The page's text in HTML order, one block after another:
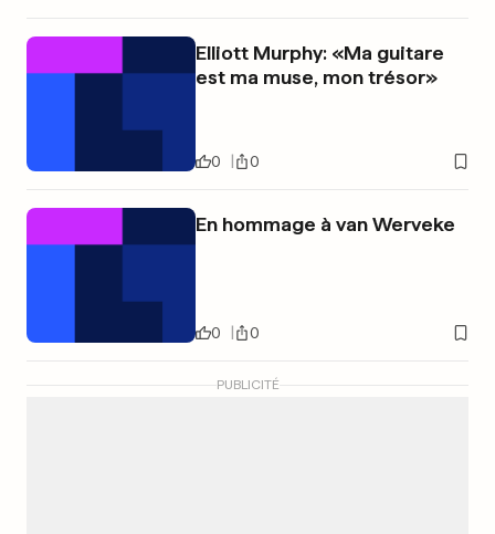
Elliott Murphy: «Ma guitare
est ma muse, mon trésor»
0 0
En hommage à van Werveke
0 0
PUBLICITÉ